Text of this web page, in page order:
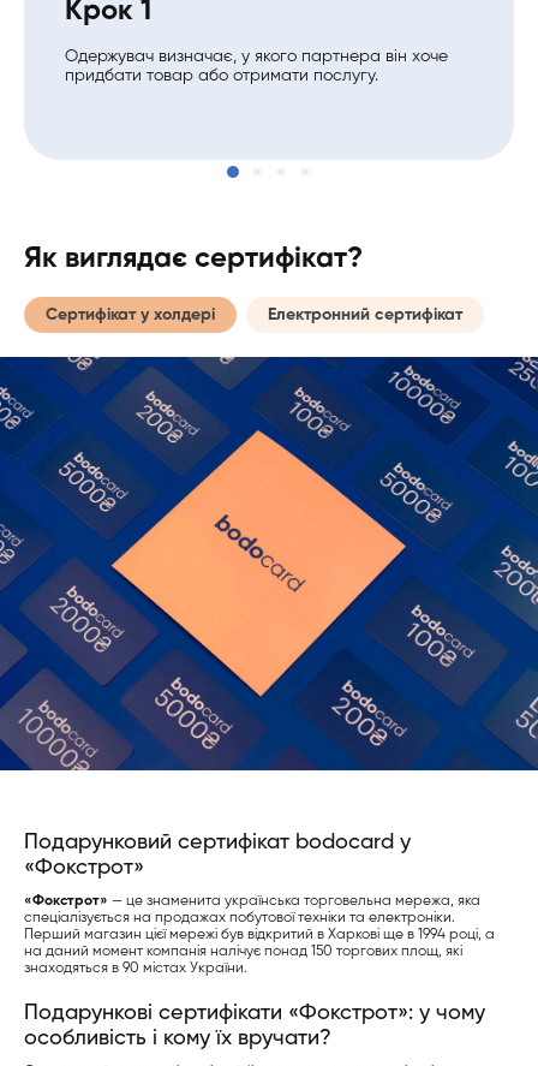
Крок 1
Одержувач визначає, у якого партнера він хоче
придбати товар або отримати послугу.
Як виглядає сертифікат?
Сертифікат у холдері Електронний сертифікат
Подарунковий сертифікат bodocard у
«Фокстрот»
«Фокстрот» — це знаменита українська торговельна мережа, яка
спеціалізується на продажах побутової техніки та електроніки.
Перший магазин цієї мережі був відкритий в Харкові ще в 1994 році, а
на даний момент компанія налічує понад 150 торгових площ, які
знаходяться в 90 містах України.
Подарункові сертифікати «Фокстрот»: у чому
особливість і кому їх вручати?